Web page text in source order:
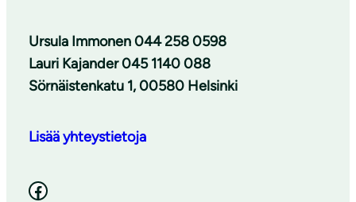
Ursula Immonen 044 258 0598
Lauri Kajander 045 1140 088
Sörnäistenkatu 1, 00580 Helsinki
Lisää yhteystietoja
Facebook